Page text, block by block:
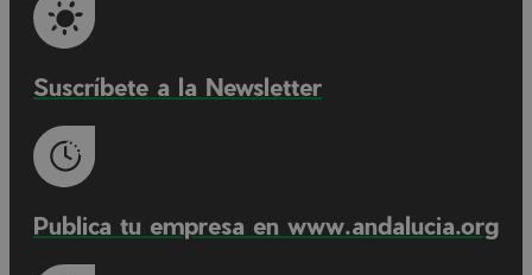
Suscríbete a la Newsletter
Publica tu empresa en www.andalucia.org